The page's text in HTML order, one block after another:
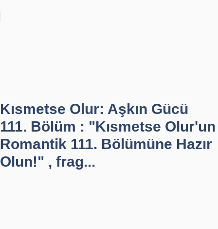
Kısmetse Olur: Aşkın Gücü
111. Bölüm : "Kısmetse Olur'un
Romantik 111. Bölümüne Hazır
Olun!" , frag...